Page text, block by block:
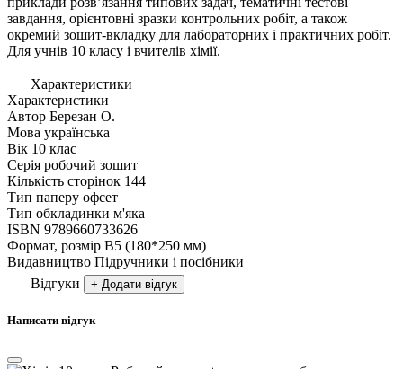
завдання, орієнтовні зразки контрольних робіт, а також
окремий зошит-вкладку для лабораторних і практичних робіт.
Для учнів 10 класу і вчителів хімії.
Характеристики
Характеристики
Автор Березан О.
Мова українська
Вік 10 клас
Серія робочий зошит
Кількість сторінок 144
Тип паперу офсет
Тип обкладинки м'яка
ISBN 9789660733626
Формат, розмір В5 (180*250 мм)
Видавництво Підручники і посібники
Відгуки
+ Додати відгук
Написати відгук